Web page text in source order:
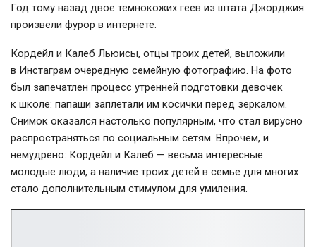
Год тому назад двое темнокожих геев из штата Джорджия
произвели фурор в интернете.
Кордейл и Калеб Льюисы, отцы троих детей, выложили
в Инстаграм очередную семейную фотографию. На фото
был запечатлен процесс утренней подготовки девочек
к школе: папаши заплетали им косички перед зеркалом.
Снимок оказался настолько популярным, что стал вирусно
распространяться по социальным сетям. Впрочем, и
немудрено: Кордейл и Калеб — весьма интересные
молодые люди, а наличие троих детей в семье для многих
стало дополнительным стимулом для умиления.